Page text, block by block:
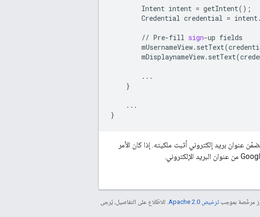
Intent intent = getIntent();
Credential credential = intent.
// Pre-fill sign-up fields
mUsernameView. setText(
mDisplaynameView. setText(
...
}
...
}
عنوان بريد إلكتروني أثبت ملكيته. إذا كان الأمر
مرخّصة بموجبترخيص Apache 2.0‏
. للاطّلاع على التفاصيل، يُرجى